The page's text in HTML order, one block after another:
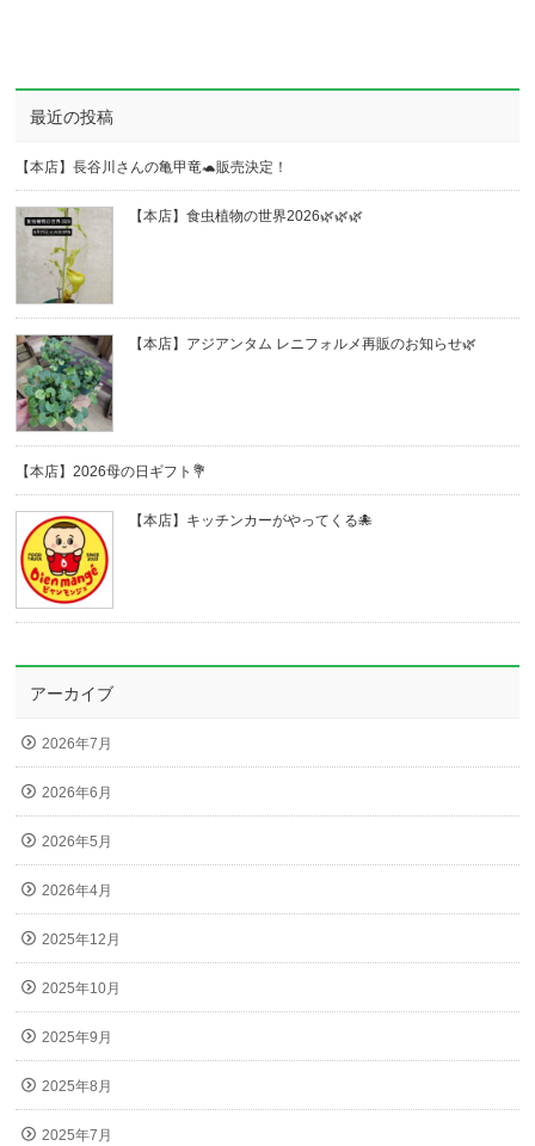
最近の投稿
【本店】長谷川さんの亀甲竜🐢販売決定！
【本店】食虫植物の世界2026🌿🌿🌿
【本店】アジアンタム レニフォルメ再販のお知らせ🌿
【本店】2026母の日ギフト💐
【本店】キッチンカーがやってくる🐙
アーカイブ
2026年7月
2026年6月
2026年5月
2026年4月
2025年12月
2025年10月
2025年9月
2025年8月
2025年7月